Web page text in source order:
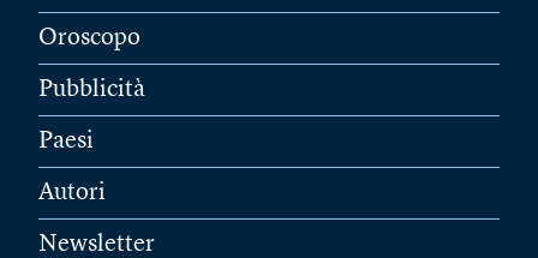
Oroscopo
Pubblicità
Paesi
Autori
Newsletter